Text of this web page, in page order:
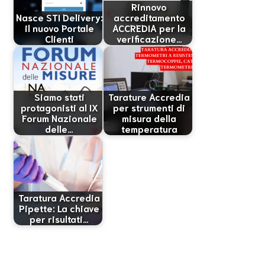
Nasce STI Delivery:
il nuovo Portale
Clienti
Rinnovo
accreditamento
ACCREDIA per la
verificazione…
Siamo stati
protagonisti al IX
Forum Nazionale
delle…
Tarature Accredia
per strumenti di
misura della
temperatura
Taratura Accredia
Pipette: La chiave
per risultati…